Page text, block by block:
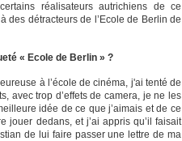
réalisateurs autrichiens de ce
des détracteurs de l’Ecole de Berlin de
« Ecole de Berlin » ?
à l’école de cinéma, j'ai tenté de
avec trop d’effets de camera, je ne les
idée de ce que j’aimais et de ce
jouer dedans, et j’ai appris qu’il faisait
de lui faire passer une lettre de ma